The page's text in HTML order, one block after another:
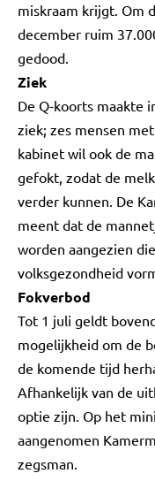
miskraam krijgt. Om
december ruim
gedood.
Ziek
De Q-koorts maakte
ziek; zes mensen
kabinet wil ook de
gefokt, zodat de
verder kunnen. De
meent dat de
worden aangezien
volksgezondheid
Fokverbod
Tot 1 juli geldt
mogelijkheid om de
de komende tijd
Afhankelijk van de
optie zijn. Op het
aangenomen
zegsman.